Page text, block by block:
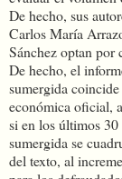
De hecho, sus
Carlos María
Sánchez optan
De hecho, el
sumergida
económica oficial,
si en los últimos
sumergida se
del texto, al